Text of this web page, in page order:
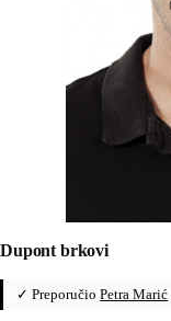
Dupont brkovi
✓ Preporučio Petra Marić